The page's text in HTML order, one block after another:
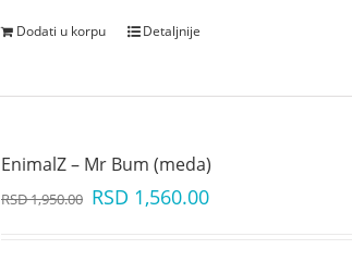
Dodati u korpu Detaljnije
EnimalZ – Mr Bum (meda)
RSD1,950.00 RSD 1,560.00